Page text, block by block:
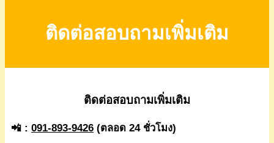
ติดต่อสอบถามเพิ่มเติม
ติดต่อสอบถามเพิ่มเติม
📲 : 091-893-9426 (ตลอด 24 ชั่วโมง)